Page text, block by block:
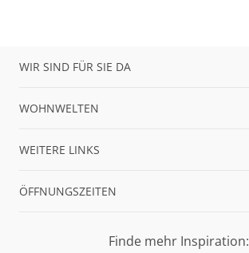
WIR SIND FÜR SIE DA
WOHNWELTEN
WEITERE LINKS
ÖFFNUNGSZEITEN
Finde mehr Inspiration: